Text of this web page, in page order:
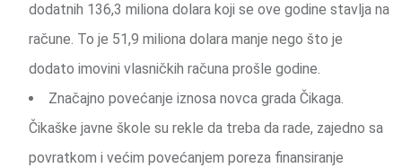
dodatnih 136,3 miliona dolara koji se ove godine stavlja na
račune. To je 51,9 miliona dolara manje nego što je
dodato imovini vlasničkih računa prošle godine.
Značajno povećanje iznosa novca grada Čikaga.
Čikaške javne škole su rekle da treba da rade, zajedno sa
povratkom i većim povećanjem poreza finansiranje